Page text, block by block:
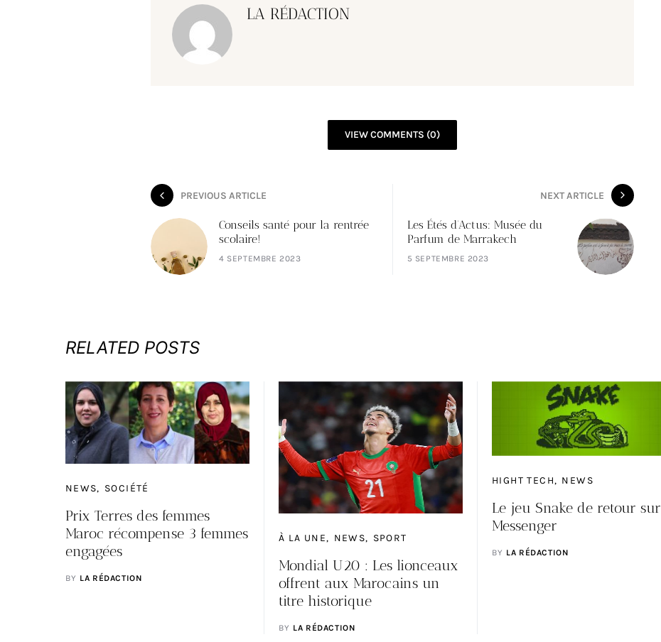
LA RÉDACTION
VIEW COMMENTS (0)
PREVIOUS ARTICLE
Conseils santé pour la rentrée
scolaire!
4 SEPTEMBRE 2023
NEXT ARTICLE
Les Étés d’Actus: Musée du
Parfum de Marrakech
5 SEPTEMBRE 2023
RELATED POSTS
NEWS SOCIÉTÉ
Prix Terres des femmes
Maroc récompense 3 femmes
engagées
BY LA RÉDACTION
À LA UNE NEWS SPORT
Mondial U20 : Les lionceaux
offrent aux Marocains un
titre historique
BY LA RÉDACTION
HIGHT TECH NEWS
Le jeu Snake de retour sur
Messenger
BY LA RÉDACTION